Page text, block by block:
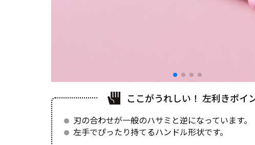
ここがうれしい！ 左利きポイ
刃の合わせが一般のハサミと逆になっています。
左手でぴったり持てるハンドル形状です。